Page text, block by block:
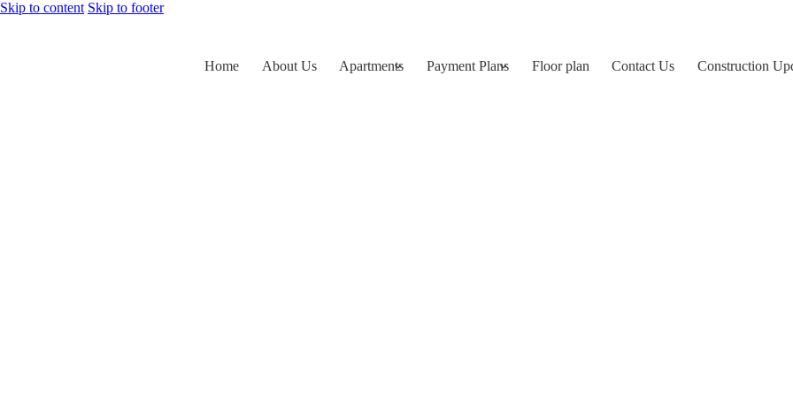
Skip to content Skip to footer
Home About Us Apartments Payment Plans Floor plan Contact Us Construction